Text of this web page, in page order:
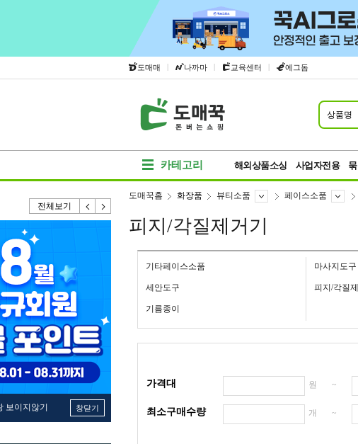
도매매 | 나까마 | 교육센터 | 에그돔
상품명
카테고리 해외상품소싱 사업자전용
전체보기
보이지않기 창닫기
도매꾹홈 화장품 뷰티소품 페이스소품
피지/각질제거기
기타페이스소품 마사지도구
세안도구 피지/각질제
기름종이
가격대 원 ~
최소구매수량 개 ~